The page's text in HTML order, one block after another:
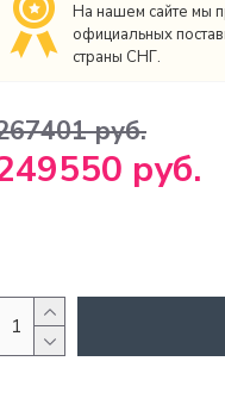
На нашем сайте мы
официальных
страны СНГ.
руб.
руб.